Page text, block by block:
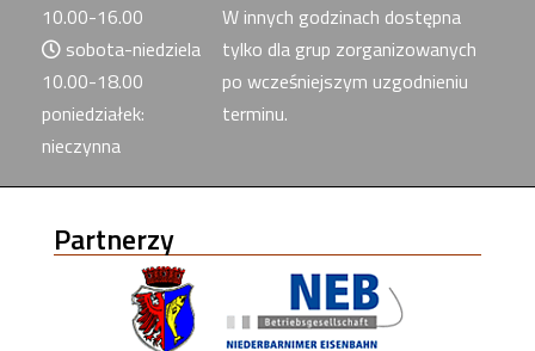
10.00-16.00
sobota-niedziela
10.00-18.00
poniedziałek:
nieczynna
W innych godzinach dostępna
tylko dla grup zorganizowanych
po wcześniejszym uzgodnieniu
terminu.
Partnerzy